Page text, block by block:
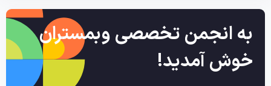
ه
ی
د
ا
به انجمن تخصصی وبمستران
خوش آمدید!